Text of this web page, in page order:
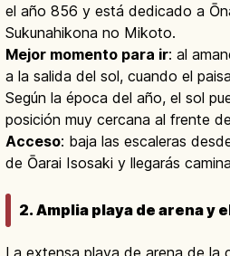
el año 856 y está dedicado a
Sukunahikona no Mikoto.
Mejor momento para ir: al
a la salida del sol, cuando el
Según la época del año, el sol
posición muy cercana al frente
Acceso: baja las escaleras
de Ōarai Isosaki y llegarás
2. Amplia playa de arena y